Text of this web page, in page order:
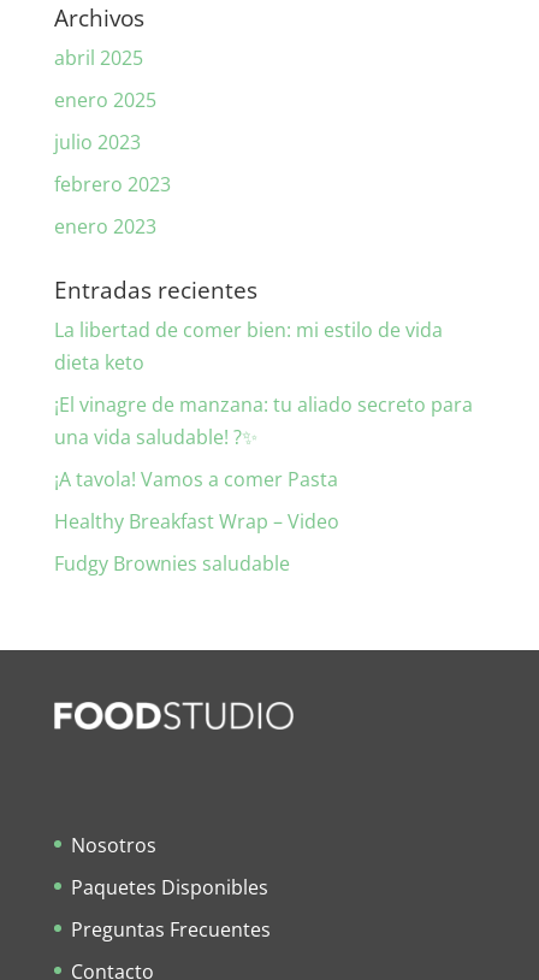
Archivos
abril 2025
enero 2025
julio 2023
febrero 2023
enero 2023
Entradas recientes
La libertad de comer bien: mi estilo de vida
dieta keto
¡El vinagre de manzana: tu aliado secreto para
una vida saludable! ?✨
¡A tavola! Vamos a comer Pasta
Healthy Breakfast Wrap – Video
Fudgy Brownies saludable
Nosotros
Paquetes Disponibles
Preguntas Frecuentes
Contacto